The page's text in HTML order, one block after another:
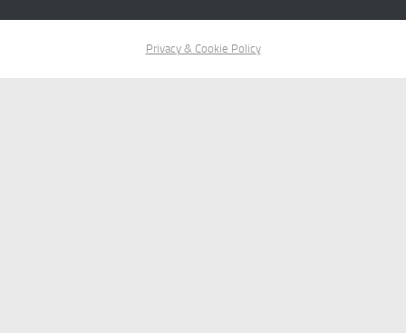
Privacy & Cookie Policy